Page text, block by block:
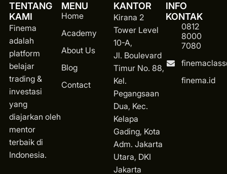
TENTANG
KAMI
Finema
adalah
platform
belajar
trading &
investasi
yang
diajarkan oleh
mentor
terbaik di
Indonesia.
MENU
Home
Academy
About Us
Blog
Contact
KANTOR
Kirana 2
Tower Level
10-A,
Jl. Boulevard
Timur No. 88,
Kel.
Pegangsaan
Dua, Kec.
Kelapa
Gading, Kota
Adm. Jakarta
Utara, DKI
Jakarta
INFO
KONTAK
0812
8000
7080
finema.id